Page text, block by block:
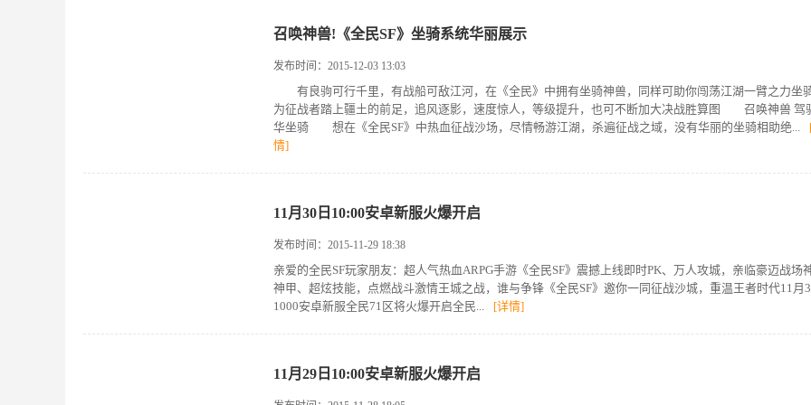
召唤神兽!《全民SF》坐骑系统华丽展示
发布时间：2015-12-03 13:03
有良驹可行千里，有战船可敌江河，在《全民》中拥有坐骑神兽，同样可助你闯荡江湖一臂之力坐
为征战者踏上疆土的前足，追风逐影，速度惊人，等级提升，也可不断加大决战胜算图 召唤神兽 驾
华坐骑 想在《全民SF》中热血征战沙场，尽情畅游江湖，杀遍征战之域，没有华丽的坐骑相助绝...
情]
11月30日10:00安卓新服火爆开启
发布时间：2015-11-29 18:38
亲爱的全民SF玩家朋友：超人气热血ARPG手游《全民SF》震撼上线即时PK、万人攻城，亲临豪迈战场
神甲、超炫技能，点燃战斗激情王城之战，谁与争锋《全民SF》邀你一同征战沙城，重温王者时代11月
1000安卓新服全民71区将火爆开启全民...
[详情]
11月29日10:00安卓新服火爆开启